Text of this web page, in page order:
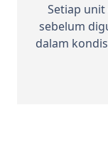
Setiap
sebelum
dalam